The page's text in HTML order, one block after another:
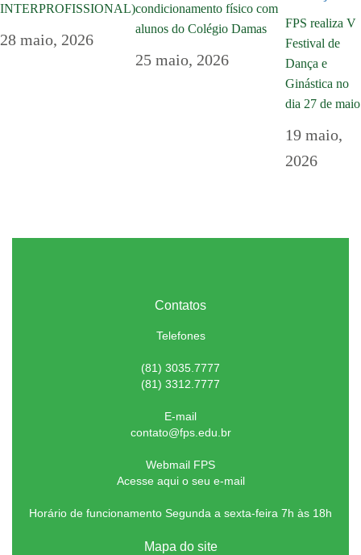
INTERPROFISSIONAL)
28 maio, 2026
condicionamento físico com
alunos do Colégio Damas
25 maio, 2026
FPS realiza V
Festival de
Dança e
Ginástica no
dia 27 de maio
19 maio,
2026
Contatos
Telefones
(81) 3035.7777
(81) 3312.7777
E-mail
contato@fps.edu.br
Webmail FPS
Acesse aqui o seu e-mail
Horário de funcionamento Segunda a sexta-feira 7h às 18h
Mapa do site